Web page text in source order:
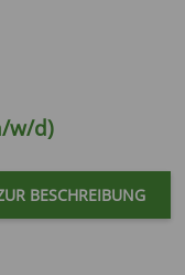
w/d)
BESCHREIBUNG